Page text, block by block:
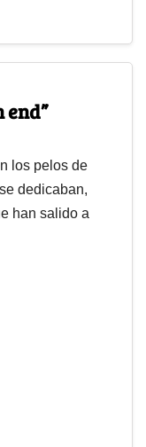
end”
los pelos de
dedicaban,
han salido a